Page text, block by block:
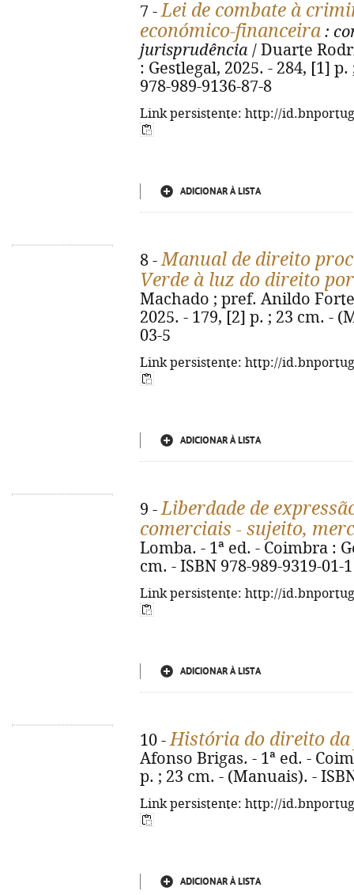
7 -Lei de combate à
económico-financeira :
jurisprudência / Duarte
: Gestlegal, 2025. - 284, [1]
978-989-9136-87-8
Link persistente: http://
ADICIONAR À LISTA
8 -Manual de direito
Verde à luz do direito
Machado ; pref. Anildo
2025. - 179, [2] p. ; 23 cm. -
03-5
Link persistente: http://
ADICIONAR À LISTA
9 -Liberdade de
comerciais - sujeito,
Lomba. - 1ª ed. - Coimbra :
cm. - ISBN 978-989-9319-01-1
Link persistente: http://
ADICIONAR À LISTA
10 -História do direito
Afonso Brigas. - 1ª ed. -
p. ; 23 cm. - (Manuais). -
Link persistente: http://
ADICIONAR À LISTA